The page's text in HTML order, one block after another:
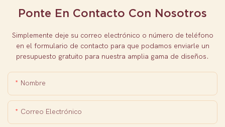
Ponte En Contacto Con Nosotros
Simplemente deje su correo electrónico o número de teléfono
en el formulario de contacto para que podamos enviarle un
presupuesto gratuito para nuestra amplia gama de diseños.
Nombre
Correo Electrónico